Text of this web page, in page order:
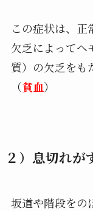
この症状は、正
欠乏によってヘ
質）の欠乏をも
（貧血）
２）息切れが
坂道や階段をの